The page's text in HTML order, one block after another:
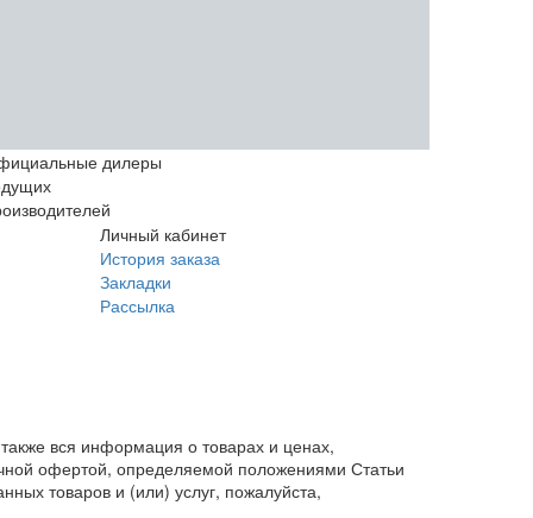
дилеры
Личный кабинет
История заказа
Закладки
Рассылка
вся информация о товарах и ценах,
офертой, определяемой положениями Статьи
товаров и (или) услуг, пожалуйста,